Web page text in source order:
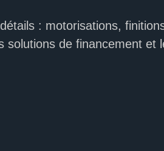
: motorisations,
solutions de financement et